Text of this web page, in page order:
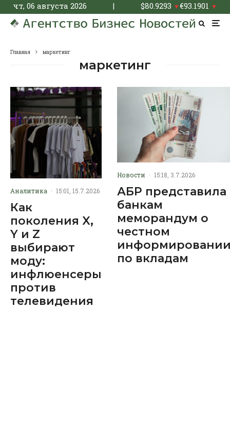
чт, 06 августа 2026 | $80.9293 ▼€93.1901 ▼
Главная маркетинг
маркетинг
Аналитика · 15:01, 15.7.2026
Как
поколения X,
Y и Z
выбирают
моду:
инфлюенсеры
против
телевидения
Новости · 15:18, 3.7.2026
АБР представила
банкам
меморандум о
честном
по вкладам